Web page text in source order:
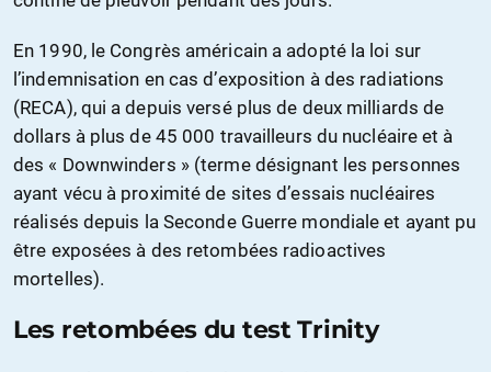
En 1990, le Congrès américain a adopté la loi sur
l’indemnisation en cas d’exposition à des radiations
(RECA), qui a depuis versé plus de deux milliards de
dollars à plus de 45 000 travailleurs du nucléaire et à
des « Downwinders » (terme désignant les personnes
ayant vécu à proximité de sites d’essais nucléaires
réalisés depuis la Seconde Guerre mondiale et ayant pu
être exposées à des retombées radioactives
mortelles).
Les retombées du test Trinity